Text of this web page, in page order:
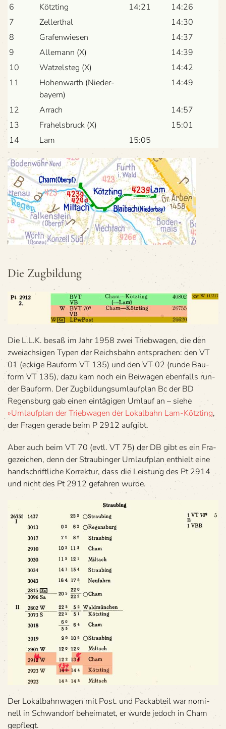
6
Kötzting 14:21
14:26
7
Zel­ler­thal
14:30
8
Gra­fen­wie­sen
14:37
9
Alle­mann (X)
14:39
10
Wat­zel­steg (X)
14:42
11
Hohen­warth (Nie­der­
bay­ern)
14:49
12 Arr­ach
14:57
13
Fra­hels­bruck (X)
15:01
14
Lam 15:05
Die Zug­bil­dung
Die L.L.K. besaß im Jahr 1958 zwei Trieb­wa­gen, die den
zwei­ach­si­gen Typen der Reichs­bahn ent­spra­chen: den VT
01 (eckige Bau­form VT 135) und den VT 02 (runde Bau­
form VT 135), dazu kam noch ein Bei­wa­gen eben­falls run­
der Bau­form. Der Zug­bil­dungs­um­lauf­plan Bc der BD
Regens­burg gab einen ein­tä­gi­gen Umlauf an – siehe
»Umlauf­plan der Trieb­wa­gen der Lokal­bahn Lam-Kötzting,
der Fra­gen gerade beim P 2912 aufgibt.
Aber auch beim VT 70 (evtl. VT 75) der DB gibt es ein Fra­
ge­zei­chen, denn der Strau­bin­ger Umlauf­plan ent­hielt eine
hand­schrift­li­che Kor­rek­tur, dass die Leis­tung des Pt 2914
und nicht des Pt 2912 gefah­ren wurde.
Der Lokal­bahn­wa­gen mit Post. und Pack­ab­teil war nomi­
nell in Schwan­dorf behei­ma­tet, er wurde jedoch in Cham
gepflegt.